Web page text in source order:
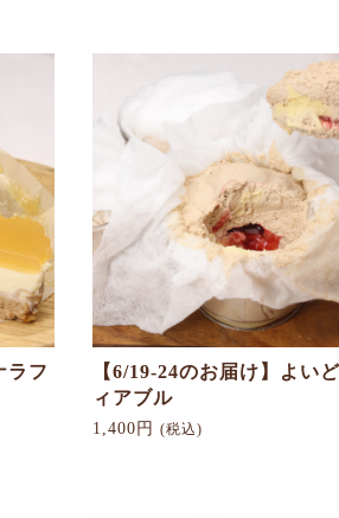
ラフ
【6/19-24のお届け】よい
ィアブル
1,400円 (税込)